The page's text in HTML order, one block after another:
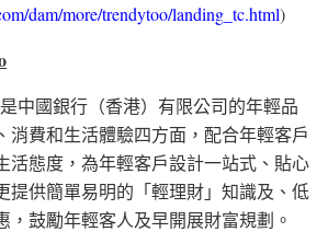
dam/more/trendytoo/landing_tc.html)
是中國銀行（香港）有限公司的年輕品
消費和生活體驗四方面，配合年輕客戶
活態度，為年輕客戶設計一站式、貼心
提供簡單易明的「輕理財」知識及、低
，鼓勵年輕客人及早開展財富規劃。